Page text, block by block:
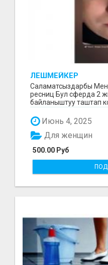
ЛЕШМЕЙКЕР
Саламатсыздарбы
ресниц Бул сферда 2
байланыштуу таштап
Июнь 4, 2025
500.00 Руб
Для женщин